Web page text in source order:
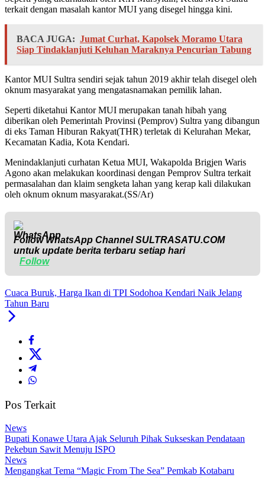
terkait dengan masalah kantor MUI yang disegel hingga kini.
BACA JUGA: Jumat Curhat, Kapolsek Moramo Utara
Siap Tindaklanjuti Keluhan Maraknya Pencurian Tabung
Kantor MUI Sultra sendiri sejak tahun 2019 akhir telah disegel oleh
oknum masyarakat yang mengatasnamakan pemilik lahan.
Seperti diketahui Kantor MUI merupakan tanah hibah yang
diberikan oleh Pemerintah Provinsi (Pemprov) Sultra yang dibangun
di eks Taman Hiburan Rakyat(THR) terletak di Kelurahan Mekar,
Kecamatan Kadia, Kota Kendari.
Menindaklanjuti curhatan Ketua MUI, Wakapolda Brigjen Waris
Agono akan melakukan koordinasi dengan Pemprov Sultra terkait
permasalahan dan klaim sengketa lahan yang kerap kali dilakukan
oleh oknum oknum masyarakat.(SS/Ar)
Follow WhatsApp ChannelSULTRASATU.COM
untuk update berita terbaru setiap hari
Follow
Cuaca Buruk, Harga Ikan di TPI Sodohoa Kendari Naik Jelang
Tahun Baru
Pos Terkait
News
Bupati Konawe Utara Ajak Seluruh Pihak Sukseskan Pendataan
Pekebun Sawit Menuju ISPO
News
Mengangkat Tema “Magic From The Sea” Pemkab Kotabaru